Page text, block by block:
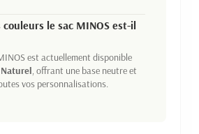
couleurs le sac MINOS est-il
est actuellement disponible
Naturel, offrant une base neutre et
vos personnalisations.